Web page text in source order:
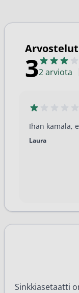
Arvostelut
32 arviota
Ihan kamala,
Laura
Sinkkiasetaatti